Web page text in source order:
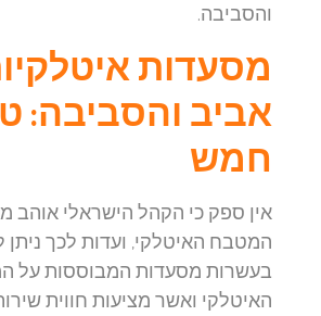
והסביבה.
מסעדות
אביב והסביבה:
חמש
אין ספק כי הקהל הישראלי אוהב
המטבח האיטלקי, ועדות לכך ניתן
בעשרות מסעדות המבוססות על
האיטלקי ואשר מציעות חווית שירות